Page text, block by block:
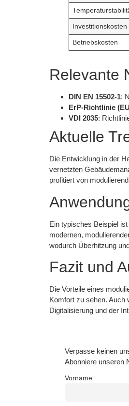
Investitionskosten
Betriebskosten
Relevante
DIN EN 15502-1:
ErP-Richtlinie
VDI 2035:
Aktuelle
Die Entwicklung in der
vernetzten
profitiert von
Ein typisches Beispiel
modernen,
wodurch Überhitzung
Fazit und
Die Vorteile eines
Komfort zu sehen. Auch
Digitalisierung und der
Verpasse keinen
Abonniere unseren
Vorname